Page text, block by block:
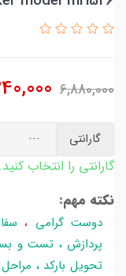
6,880,000
گارانتی
گارانتی را انتخاب کنید.
نکته مهم:
دوست گرامی ،
پردازش ، تست و